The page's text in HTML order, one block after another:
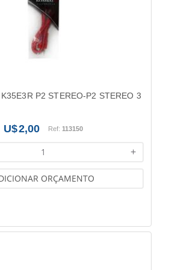
P2 STEREO-P2 STEREO 3
2,00 Ref: 113150
+
ORÇAMENTO